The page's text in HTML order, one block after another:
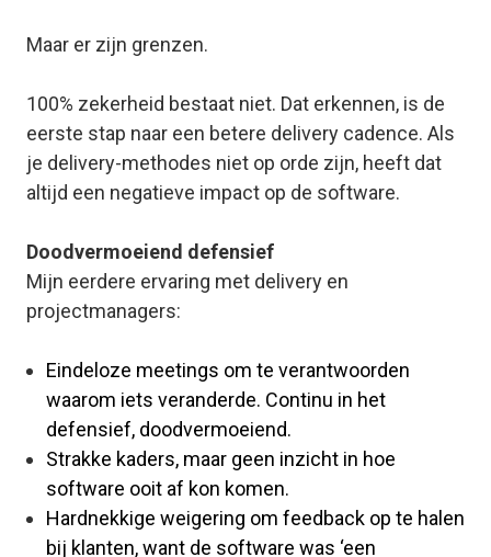
Maar er zijn grenzen.
100% zekerheid bestaat niet. Dat erkennen, is de
eerste stap naar een betere delivery cadence. Als
je delivery-methodes niet op orde zijn, heeft dat
altijd een negatieve impact op de software.
Doodvermoeiend defensief
Mijn eerdere ervaring met delivery en
projectmanagers:
Eindeloze meetings om te verantwoorden
waarom iets veranderde. Continu in het
defensief, doodvermoeiend.
Strakke kaders, maar geen inzicht in hoe
software ooit af kon komen.
Hardnekkige weigering om feedback op te halen
bij klanten, want de software was ‘een